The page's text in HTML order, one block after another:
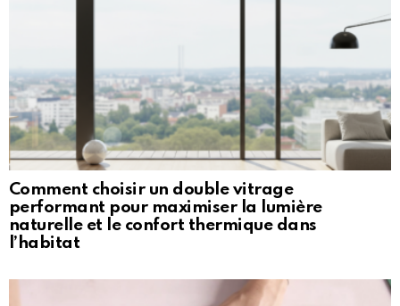
Comment choisir un double vitrage
performant pour maximiser la lumière
naturelle et le confort thermique dans
l’habitat